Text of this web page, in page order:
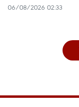
06/08/2026 02:33